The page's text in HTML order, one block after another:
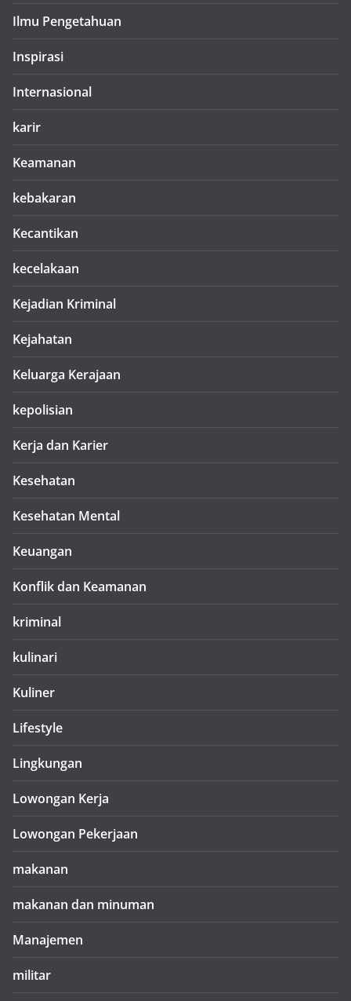
Ilmu Pengetahuan
Inspirasi
Internasional
karir
Keamanan
kebakaran
Kecantikan
kecelakaan
Kejadian Kriminal
Kejahatan
Keluarga Kerajaan
kepolisian
Kerja dan Karier
Kesehatan
Kesehatan Mental
Keuangan
Konflik dan Keamanan
kriminal
kulinari
Kuliner
Lifestyle
Lingkungan
Lowongan Kerja
Lowongan Pekerjaan
makanan
makanan dan minuman
Manajemen
militar